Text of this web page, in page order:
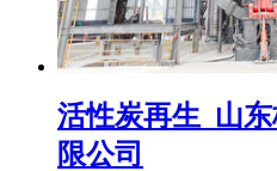
活性炭再生_山
限公司